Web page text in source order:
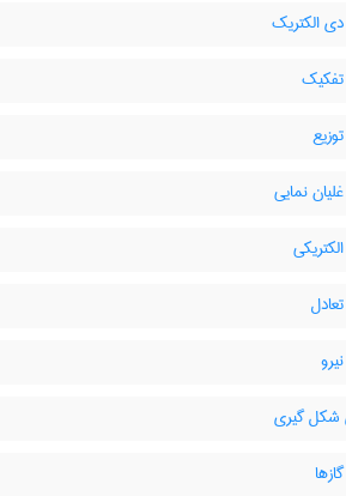
الکتریک
نمایی
شکل گیری